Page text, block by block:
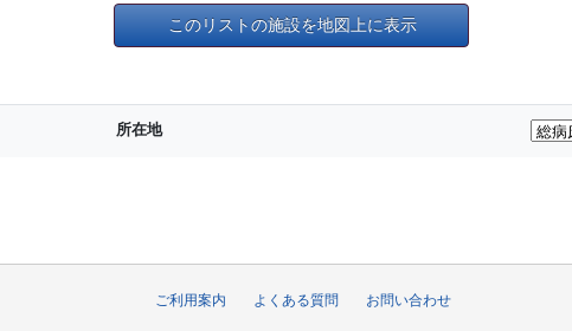
このリストの施設を地図上に表示
所在地
ご利用案内 よくある質問 お問い合わせ